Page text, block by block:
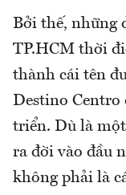
Bởi thế, những
TP.HCM thời
thành cái tên
Destino Centro
triển. Dù là
ra đời vào đầu
không phải là